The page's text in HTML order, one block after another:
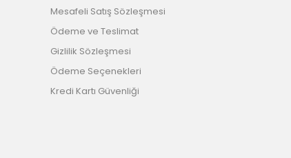
Mesafeli Satış Sözleşmesi
Ödeme ve Teslimat
Gizlilik Sözleşmesi
Ödeme Seçenekleri
Kredi Kartı Güvenliği